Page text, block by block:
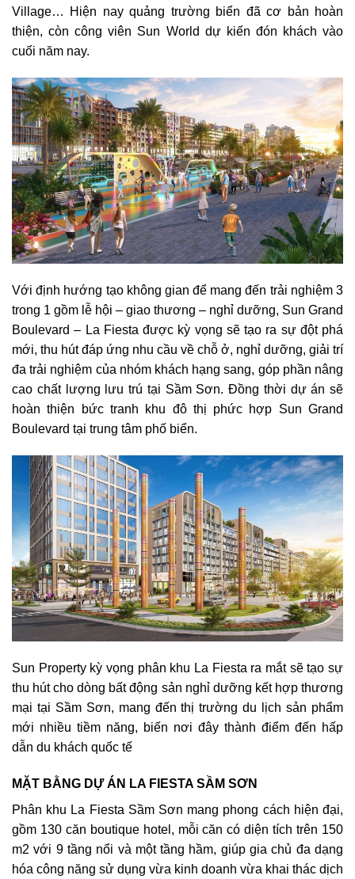
Village… Hiện nay quảng trường biển đã cơ bản hoàn
thiện, còn công viên Sun World dự kiến đón khách vào
cuối năm nay.
Với định hướng tạo không gian để mang đến trải nghiệm 3
trong 1 gồm lễ hội – giao thương – nghỉ dưỡng, Sun Grand
Boulevard – La Fiesta được kỳ vọng sẽ tạo ra sự đột phá
mới, thu hút đáp ứng nhu cầu về chỗ ở, nghỉ dưỡng, giải trí
đa trải nghiệm của nhóm khách hạng sang, góp phần nâng
cao chất lượng lưu trú tại Sầm Sơn. Đồng thời dự án sẽ
hoàn thiện bức tranh khu đô thị phức hợp Sun Grand
Boulevard tại trung tâm phố biển.
Sun Property kỳ vọng phân khu La Fiesta ra mắt sẽ tạo sự
thu hút cho dòng bất động sản nghỉ dưỡng kết hợp thương
mại tại Sầm Sơn, mang đến thị trường du lịch sản phẩm
mới nhiều tiềm năng, biến nơi đây thành điểm đến hấp
dẫn du khách quốc tế
MẶT BẰNG DỰ ÁN LA FIESTA SẦM SƠN
Phân khu La Fiesta Sầm Sơn mang phong cách hiện đại,
gồm 130 căn boutique hotel, mỗi căn có diện tích trên 150
m2 với 9 tầng nổi và một tầng hầm, giúp gia chủ đa dạng
hóa công năng sử dụng vừa kinh doanh vừa khai thác dịch